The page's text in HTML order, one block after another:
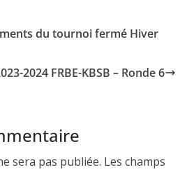
du tournoi fermé Hiver
2024 FRBE-KBSB – Ronde 6
sera pas publiée. Les champs